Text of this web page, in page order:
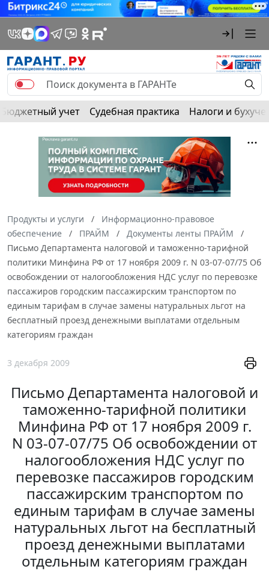
Бюджетный учет Судебная практика Налоги и
Продукты и услуги
Информационно-правовое
обеспечение
ПРАЙМ
Документы ленты ПРАЙМ
Письмо Департамента налоговой и таможенно-тарифной
политики Минфина РФ от 17 ноября 2009 г. N 03-07-07/75 Об
освобождении от налогообложения НДС услуг по перевозке
пассажиров городским пассажирским транспортом по
единым тарифам в случае замены натуральных льгот на
бесплатный проезд денежными выплатами отдельным
категориям граждан
3 декабря 2009
Письмо Департамента налоговой и
таможенно-тарифной политики
Минфина РФ от 17 ноября 2009 г.
N 03-07-07/75 Об освобождении от
налогообложения НДС услуг по
перевозке пассажиров городским
пассажирским транспортом по
единым тарифам в случае замены
натуральных льгот на бесплатный
проезд денежными выплатами
отдельным категориям граждан